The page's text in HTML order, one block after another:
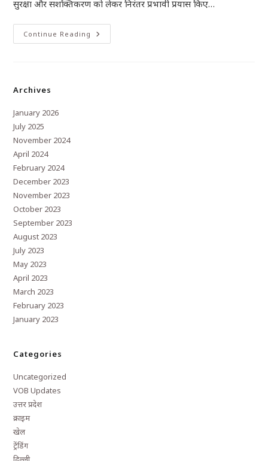
सुरक्षा और सशक्तिकरण को लेकर निरंतर प्रभावी प्रयास किए…
Continue Reading
Archives
January 2026
July 2025
November 2024
April 2024
February 2024
December 2023
November 2023
October 2023
September 2023
August 2023
July 2023
May 2023
April 2023
March 2023
February 2023
January 2023
Categories
Uncategorized
VOB Updates
उत्तर प्रदेश
क्राइम
खेल
ट्रेंडिंग